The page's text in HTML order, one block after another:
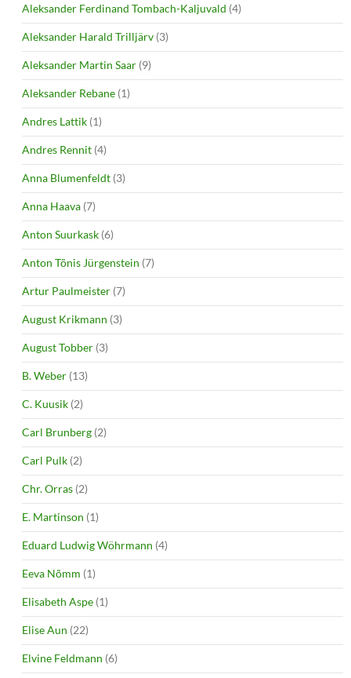
Aleksander Ferdinand Tombach-Kaljuvald (4)
Aleksander Harald Trilljärv (3)
Aleksander Martin Saar (9)
Aleksander Rebane (1)
Andres Lattik (1)
Andres Rennit (4)
Anna Blumenfeldt (3)
Anna Haava (7)
Anton Suurkask (6)
Anton Tõnis Jürgenstein (7)
Artur Paulmeister (7)
August Krikmann (3)
August Tobber (3)
B. Weber (13)
C. Kuusik (2)
Carl Brunberg (2)
Carl Pulk (2)
Chr. Orras (2)
E. Martinson (1)
Eduard Ludwig Wöhrmann (4)
Eeva Nõmm (1)
Elisabeth Aspe (1)
Elise Aun (22)
Elvine Feldmann (6)